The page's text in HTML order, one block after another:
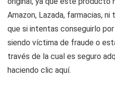
Amazon, Lazada, farmacias,
que si intentas conseguirlo
siendo víctima de fraude o
través de la cual es seguro
haciendo clic aquí.